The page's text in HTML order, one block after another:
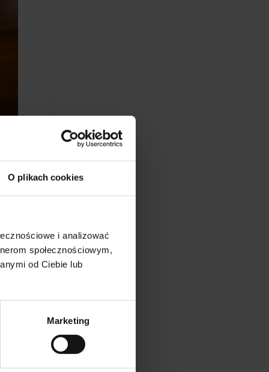
O plikach cookies
i analizować
społecznościowym,
od Ciebie lub
Marketing